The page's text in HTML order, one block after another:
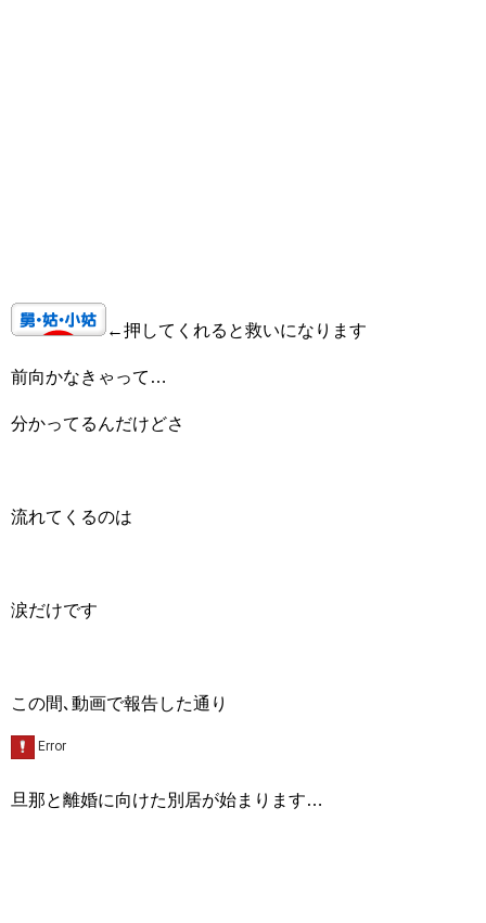
←押してくれると救いになります
前向かなきゃって…
分かってるんだけどさ
流れてくるのは
涙だけです
この間､動画で報告した通り
旦那と離婚に向けた別居が始まります…